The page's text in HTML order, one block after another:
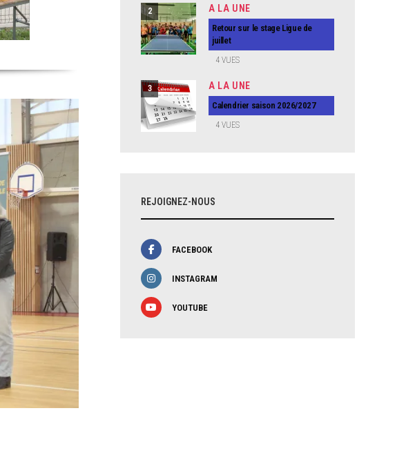
2 A LA UNE
Retour sur le stage Ligue de
juillet
4 VUES
3 A LA UNE
Calendrier saison 2026/2027
4 VUES
REJOIGNEZ-NOUS
FACEBOOK
INSTAGRAM
YOUTUBE